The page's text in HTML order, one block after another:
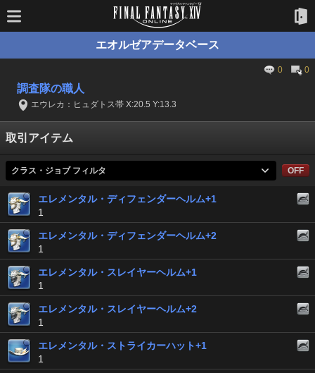
エオルゼアデータベース
0 0
調査隊の職人
エウレカ：ヒュダトス帯 X:20.5 Y:13.3
取引アイテム
クラス・ジョブ フィルタ OFF
エレメンタル・ディフェンダーヘルム+1
1
エレメンタル・ディフェンダーヘルム+2
1
エレメンタル・スレイヤーヘルム+1
1
エレメンタル・スレイヤーヘルム+2
1
エレメンタル・ストライカーハット+1
1